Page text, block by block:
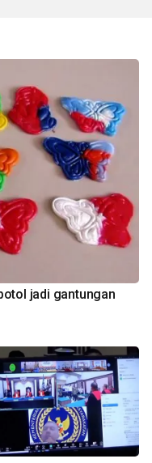
jadi gantungan